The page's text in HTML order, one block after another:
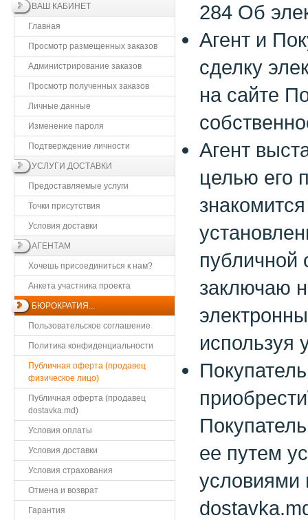
ВАШ КАБИНЕТ
Главная
Просмотр размещенных заказов
Администрирование заказов
Просмотр полученных заказов
Личные данные
Изменение пароля
Подтверждение личности
УСЛУГИ ДОСТАВКИ
Предоставляемые услуги
Точки присутствия
Условия доставки
АГЕНТАМ
Хочешь присоединиться к нам?
Анкета участника проекта
БЮРОКРАТИЯ...
Пользовательское соглашение
Политика конфиденциальности
Публичная оферта (продавец
физическое лицо)
Публичная оферта (продавец
dostavka.md)
Условия оплаты
Условия доставки
Условия страхования
Отмена и возврат
Гарантия
284 Об
Агент и
сделку
на сайте
Агент
целью его
публичной
заключаю
используя
ее путем
условиями